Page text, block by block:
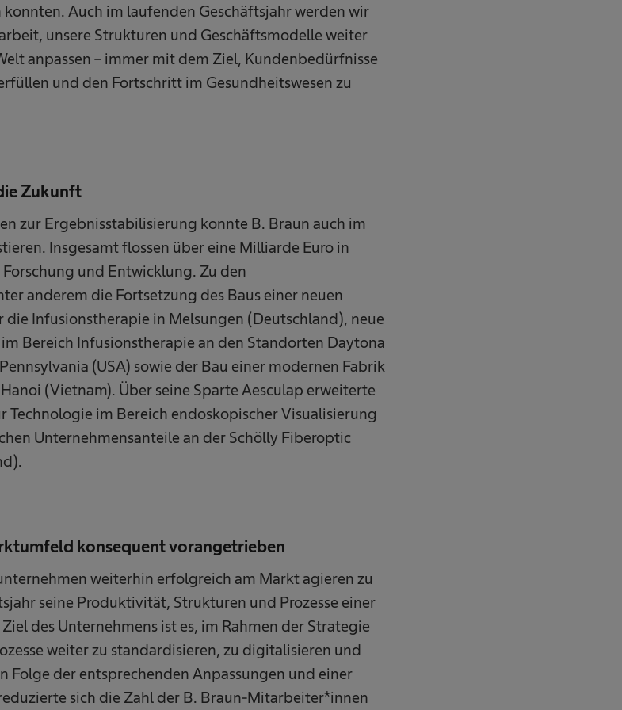
Auch im laufenden Geschäftsjahr werden wir
unsere Strukturen und Geschäftsmodelle weiter
anpassen – immer mit dem Ziel, Kundenbedürfnisse
und den Fortschritt im Gesundheitswesen zu
Zukunft
zur Ergebnisstabilisierung konnte B. Braun auch im
Insgesamt flossen über eine Milliarde Euro in
und Entwicklung. Zu den
anderem die Fortsetzung des Baus einer neuen
Infusionstherapie in Melsungen (Deutschland), neue
Bereich Infusionstherapie an den Standorten Daytona
(USA) sowie der Bau einer modernen Fabrik
(Vietnam). Über seine Sparte Aesculap erweiterte
Technologie im Bereich endoskopischer Visualisierung
Unternehmensanteile an der Schölly Fiberoptic
konsequent vorangetrieben
weiterhin erfolgreich am Markt agieren zu
seine Produktivität, Strukturen und Prozesse einer
des Unternehmens ist es, im Rahmen der Strategie
weiter zu standardisieren, zu digitalisieren und
Folge der entsprechenden Anpassungen und einer
sich die Zahl der B. Braun-Mitarbeiter*innen